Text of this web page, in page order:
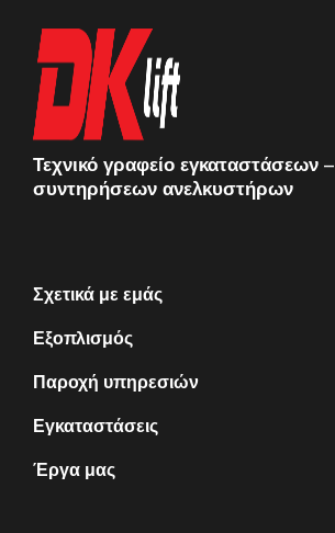
Τεχνικό γραφείο εγκαταστάσεων –
συντηρήσεων ανελκυστήρων
Σχετικά με εμάς
Εξοπλισμός
Παροχή υπηρεσιών
Εγκαταστάσεις
Έργα μας